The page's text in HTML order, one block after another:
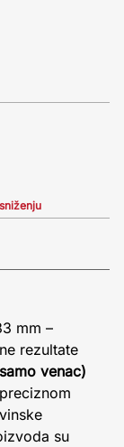
mm –
rezultate
venac)
su